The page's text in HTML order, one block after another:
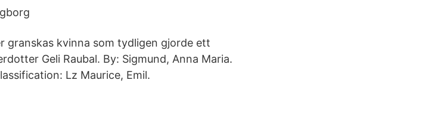
granskas kvinna som tydligen gjorde ett
Geli Raubal. By: Sigmund, Anna Maria.
Lz Maurice, Emil.